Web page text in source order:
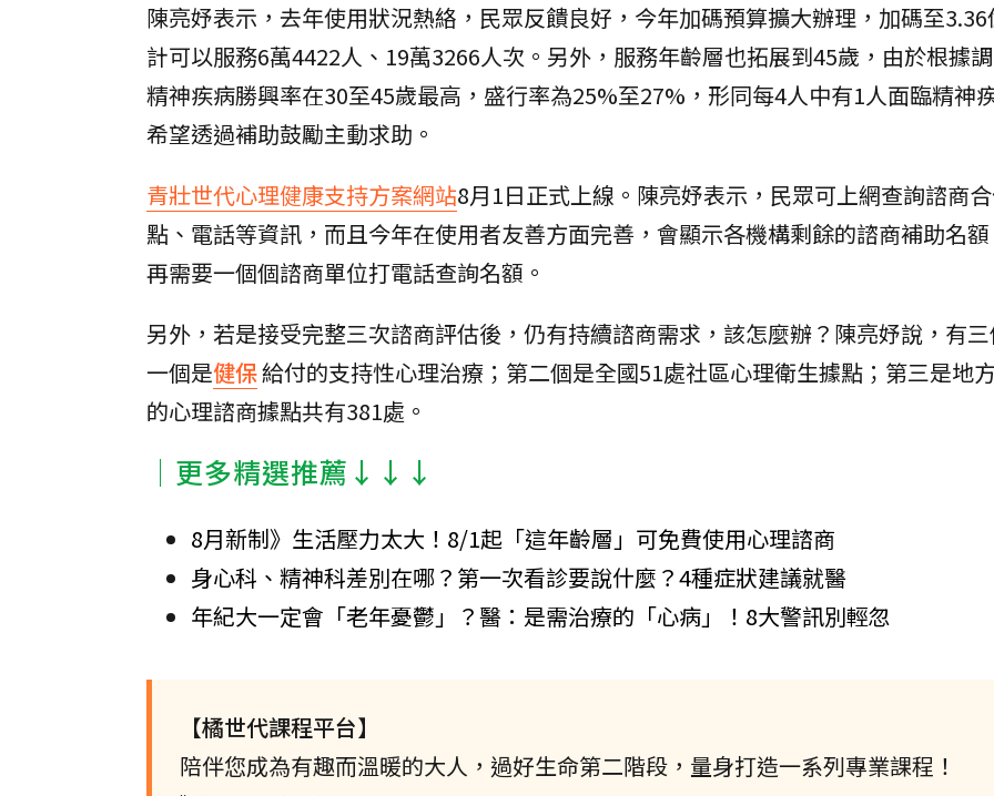
陳亮妤表示，去年使用狀況熱絡，民眾反饋良好，今年加碼預算擴大辦理，加碼至
計可以服務6萬4422人、19萬3266人次。另外，服務年齡層也拓展到45歲，由於根據
精神疾病勝興率在30至45歲最高，盛行率為25%至27%，形同每4人中有1人面臨精神
希望透過補助鼓勵主動求助。
青壯世代心理健康支持方案網站8月1日正式上線。陳亮妤表示，民眾可上網查詢諮商
點、電話等資訊，而且今年在使用者友善方面完善，會顯示各機構剩餘的諮商補助名
再需要一個個諮商單位打電話查詢名額。
另外，若是接受完整三次諮商評估後，仍有持續諮商需求，該怎麼辦？陳亮妤說，有
一個是健保給付的支持性心理治療；第二個是全國51處社區心理衛生據點；第三是地
的心理諮商據點共有381處。
│更多精選推薦↓↓↓
8月新制》生活壓力太大！8/1起「這年齡層」可免費使用心理諮商
身心科、精神科差別在哪？第一次看診要說什麼？4種症狀建議就醫
年紀大一定會「老年憂鬱」？醫：是需治療的「心病」！8大警訊別輕忽
【橘世代課程平台】
陪伴您成為有趣而溫暖的大人，過好生命第二階段，量身打造一系列專業課程！